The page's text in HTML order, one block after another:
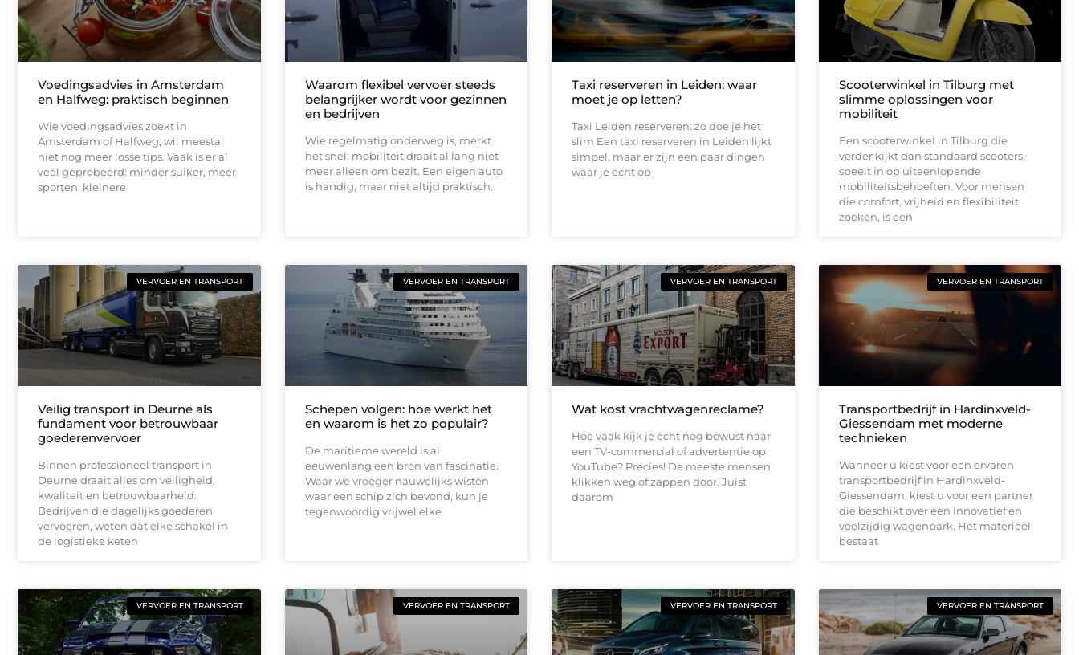
Voedingsadvies in Amsterdam
en Halfweg: praktisch beginnen
Wie voedingsadvies zoekt in
Amsterdam of Halfweg, wil meestal
niet nog meer losse tips. Vaak is er al
veel geprobeerd: minder suiker, meer
sporten, kleinere
Waarom flexibel vervoer steeds
belangrijker wordt voor gezinnen
en bedrijven
Wie regelmatig onderweg is, merkt
het snel: mobiliteit draait al lang niet
meer alleen om bezit. Een eigen auto
is handig, maar niet altijd praktisch.
Taxi reserveren in Leiden: waar
moet je op letten?
Taxi Leiden reserveren: zo doe je het
slim Een taxi reserveren in Leiden lijkt
simpel, maar er zijn een paar dingen
waar je echt op
Scooterwinkel in Tilburg met
slimme oplossingen voor
mobiliteit
Een scooterwinkel in Tilburg die
verder kijkt dan standaard scooters,
speelt in op uiteenlopende
mobiliteitsbehoeften. Voor mensen
die comfort, vrijheid en flexibiliteit
zoeken, is een
VERVOER EN TRANSPORT
Veilig transport in Deurne als
fundament voor betrouwbaar
goederenvervoer
Binnen professioneel transport in
Deurne draait alles om veiligheid,
kwaliteit en betrouwbaarheid.
Bedrijven die dagelijks goederen
vervoeren, weten dat elke schakel in
de logistieke keten
VERVOER EN TRANSPORT
Schepen volgen: hoe werkt het
en waarom is het zo populair?
De maritieme wereld is al
eeuwenlang een bron van fascinatie.
Waar we vroeger nauwelijks wisten
waar een schip zich bevond, kun je
tegenwoordig vrijwel elke
VERVOER EN TRANSPORT
Wat kost vrachtwagenreclame?
Hoe vaak kijk je écht nog bewust naar
een TV-commercial of advertentie op
YouTube? Precies! De meeste mensen
klikken weg of zappen door. Juist
daarom
VERVOER EN TRANSPORT
Transportbedrijf in Hardinxveld-
Giessendam met moderne
technieken
Wanneer u kiest voor een ervaren
transportbedrijf in Hardinxveld-
Giessendam, kiest u voor een partner
die beschikt over een innovatief en
veelzijdig wagenpark. Het materieel
bestaat
VERVOER EN TRANSPORT VERVOER EN TRANSPORT VERVOER EN TRANSPORT VERVOER EN TRANSPORT